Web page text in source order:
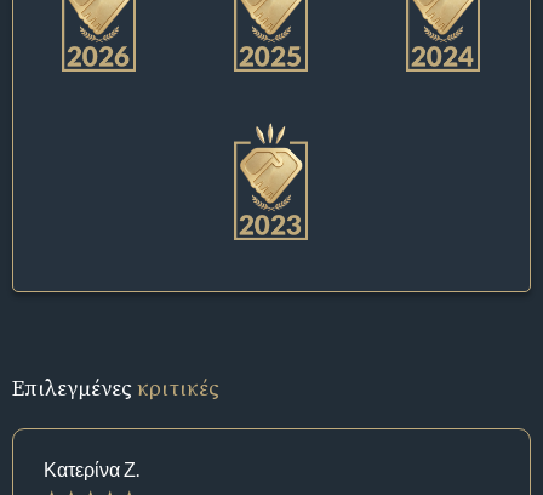
Επιλεγμένεςκριτικές
Κατερίνα Ζ.